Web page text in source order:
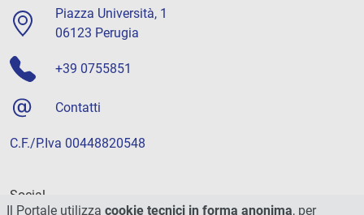
Piazza Università, 1
06123 Perugia
+39 0755851
Contatti
C.F./P.Iva 00448820548
Social
Il Portale utilizza cookie tecnici in forma anonima, per